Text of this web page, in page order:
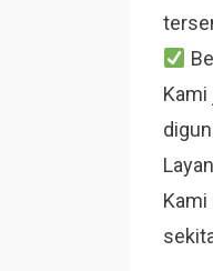
Kami
Kami